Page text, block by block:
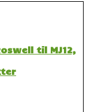
til MJ12,